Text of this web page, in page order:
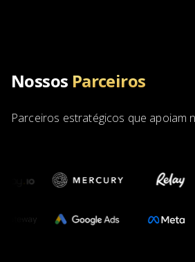
Nossos Parceiros
Parceiros estratégicos que apoiam